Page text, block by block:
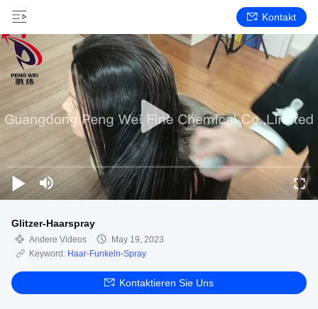
Kontakt
Glitzer-Haarspray
Andere Videos
May 19, 2023
Keyword: Haar-Funkeln-Spray
Kontaktieren Sie Uns